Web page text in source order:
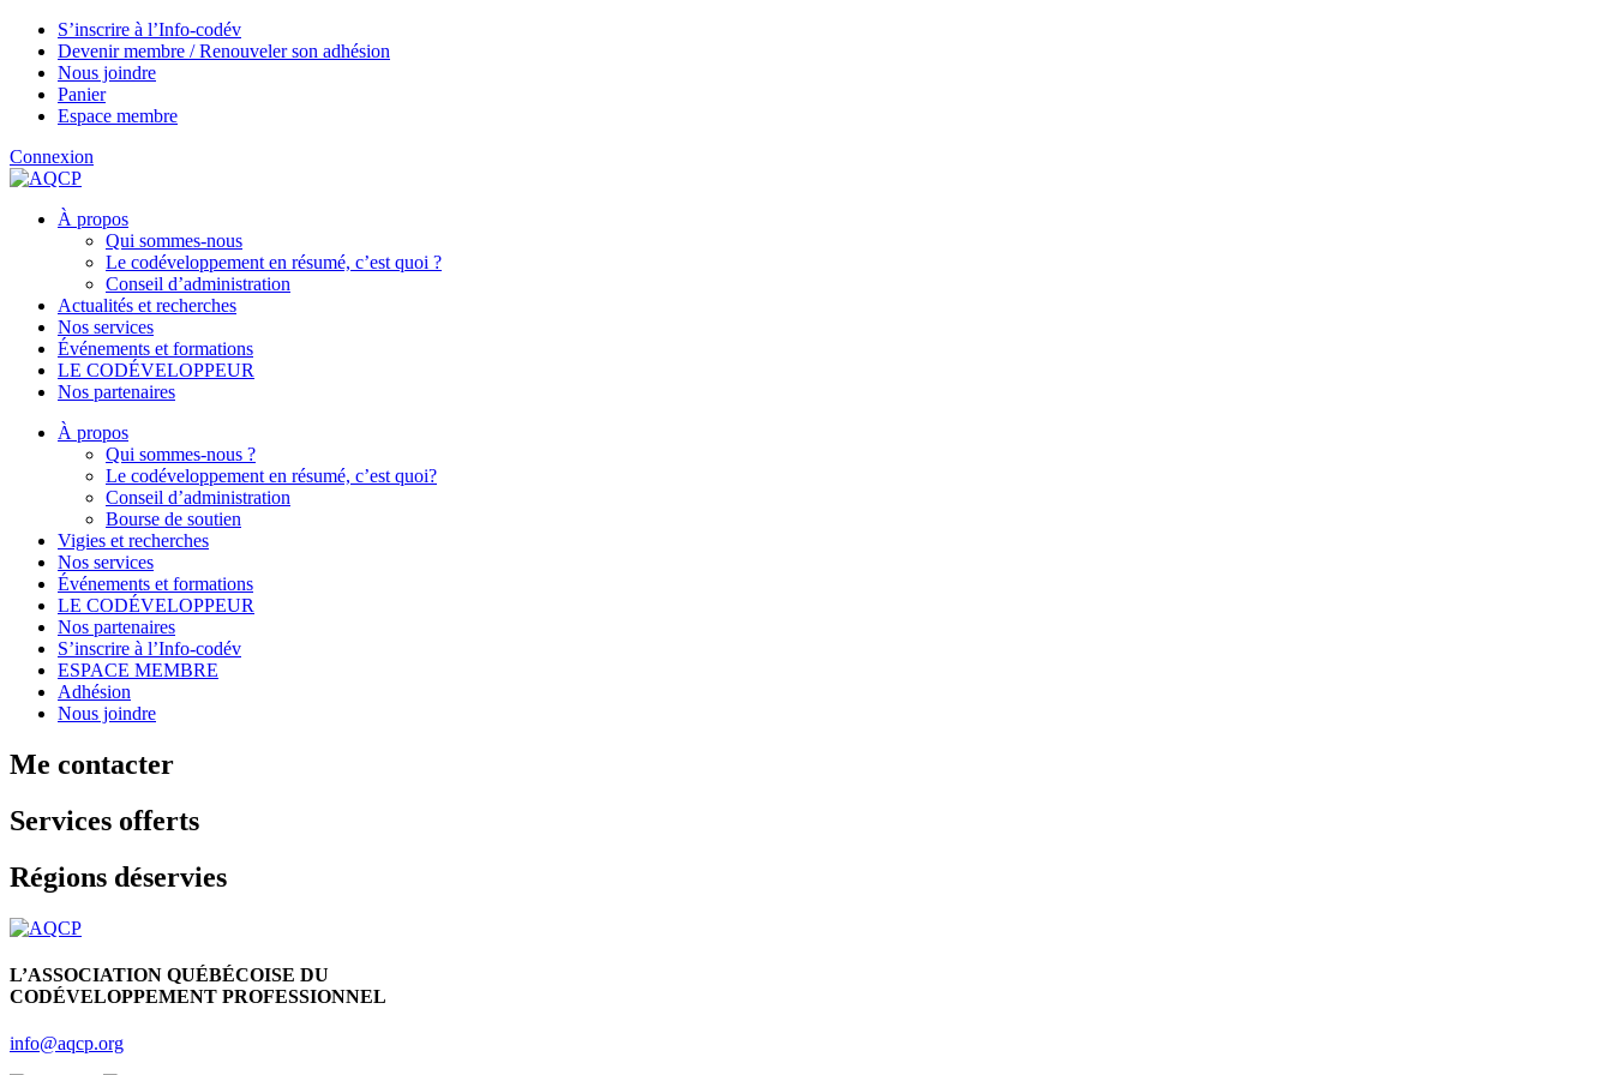
S’inscrire à l’Info-codév
Devenir membre / Renouveler son adhésion
Nous joindre
Panier
Espace membre
Connexion
À propos
Qui sommes-nous
Le codéveloppement en résumé, c’est quoi ?
Conseil d’administration
Actualités et recherches
Nos services
Événements et formations
LE CODÉVELOPPEUR
Nos partenaires
À propos
Qui sommes-nous ?
Le codéveloppement en résumé, c’est quoi?
Conseil d’administration
Bourse de soutien
Vigies et recherches
Nos services
Événements et formations
LE CODÉVELOPPEUR
Nos partenaires
S’inscrire à l’Info-codév
ESPACE MEMBRE
Adhésion
Nous joindre
Me contacter
Services offerts
Régions déservies
L’ASSOCIATION QUÉBÉCOISE DU
CODÉVELOPPEMENT PROFESSIONNEL
info@aqcp.org